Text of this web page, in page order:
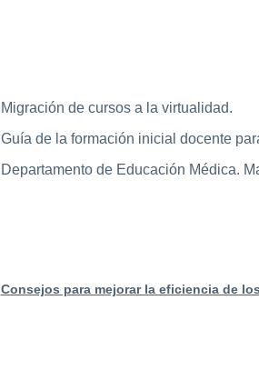
Migración de cursos a la virtualidad.
Guía de la formación inicial docente
Departamento de Educación Médica.
Consejos para mejorar la eficiencia de